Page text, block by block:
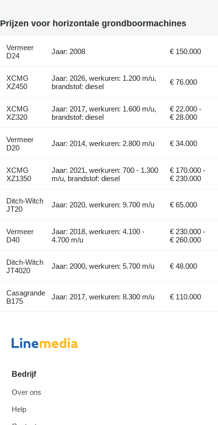
Prijzen voor horizontale grondboormachines
Vermeer
D24
Jaar: 2008 € 150.000
XCMG
XZ450
Jaar: 2026, werkuren: 1.200 m/u,
brandstof: diesel
€ 76.000
XCMG
XZ320
Jaar: 2017, werkuren: 1.600 m/u,
brandstof: diesel
€ 22.000 -
€ 28.000
Vermeer
D20
Jaar: 2014, werkuren: 2.800 m/u € 34.000
XCMG
XZ1350
Jaar: 2021, werkuren: 700 - 1.300
m/u, brandstof: diesel
€ 170.000 -
€ 230.000
Ditch-Witch
JT20
Jaar: 2020, werkuren: 9.700 m/u € 65.000
Vermeer
D40
Jaar: 2018, werkuren: 4.100 -
4.700 m/u
€ 230.000 -
€ 260.000
Ditch-Witch
JT4020
Jaar: 2000, werkuren: 5.700 m/u € 48.000
Casagrande
B175
Jaar: 2017, werkuren: 8.300 m/u € 110.000
Bedrijf
Over ons
Help